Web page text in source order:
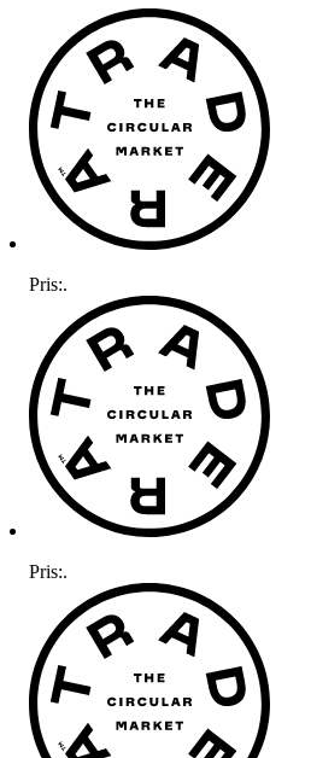
Pris:.
Pris:.